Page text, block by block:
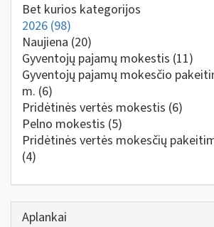
Bet kurios kategorijos
2026 (98)
Naujiena (20)
Gyventojų pajamų mokestis (11)
Gyventojų pajamų mokesčio
m. (6)
Pridėtinės vertės mokestis (6)
Pelno mokestis (5)
Pridėtinės vertės mokesčių
(4)
Aplankai